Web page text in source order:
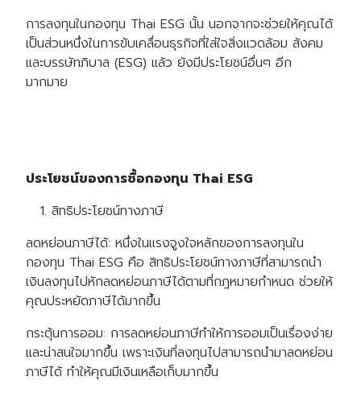
การลงทุนในกองทุน Thai ESG นั้น นอกจากจะช่วยให้คุณได้
เป็นส่วนหนึ่งในการขับเคลื่อนธุรกิจที่ใส่ใจสิ่งแวดล้อม สังคม
และบรรษัทภิบาล (ESG) แล้ว ยังมีประโยชน์อื่นๆ อีก
มากมาย
ประโยชน์ของการซื้อกองทุน Thai ESG
สิทธิประโยชน์ทางภาษี
ลดหย่อนภาษีได้: หนึ่งในแรงจูงใจหลักของการลงทุนใน
กองทุน Thai ESG คือ สิทธิประโยชน์ทางภาษีที่สามารถนำ
เงินลงทุนไปหักลดหย่อนภาษีได้ตามที่กฎหมายกำหนด ช่วยให้
คุณประหยัดภาษีได้มากขึ้น
กระตุ้นการออม: การลดหย่อนภาษีทำให้การออมเป็นเรื่องง่าย
และน่าสนใจมากขึ้น เพราะเงินที่ลงทุนไปสามารถนำมาลดหย่อน
ภาษีได้ ทำให้คุณมีเงินเหลือเก็บมากขึ้น